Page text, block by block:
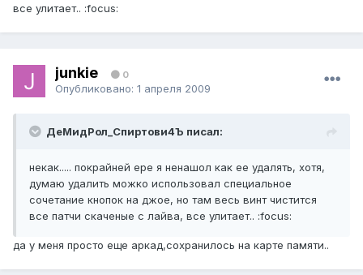
все улитает.. :focus:
junkie 0
Опубликовано: 1 апреля 2009
ДеМидРол_Спиртови4Ъ писал:
некак..... покрайней ере я ненашол как ее удалять, хотя,
думаю удалить можко использовал специальное
сочетание кнопок на джое, но там весь винт чистится
все патчи скаченые с лайва, все улитает.. :focus:
да у меня просто еще аркад,сохранилось на карте памяти..